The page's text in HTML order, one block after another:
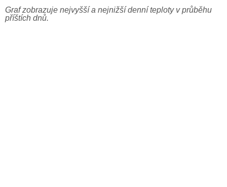
Graf zobrazuje nejvyšší a nejnižší denní teploty v průběhu
příštích dnů.